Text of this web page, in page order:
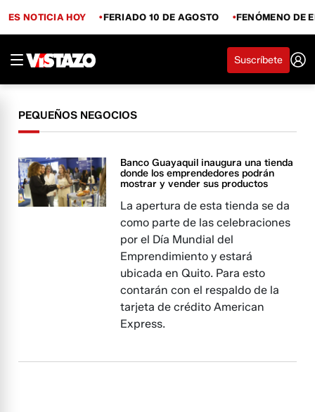
ES NOTICIA HOY FERIADO 10 DE AGOSTO FENÓMENO DE
Suscríbete
PEQUEÑOS NEGOCIOS
Banco Guayaquil inaugura una tienda
donde los emprendedores podrán
mostrar y vender sus productos
La apertura de esta tienda se da
como parte de las celebraciones
por el Día Mundial del
Emprendimiento y estará
ubicada en Quito. Para esto
contarán con el respaldo de la
tarjeta de crédito American
Express.